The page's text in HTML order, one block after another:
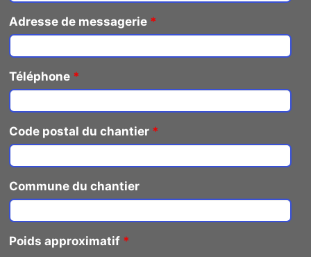
Adresse de messagerie *
Téléphone *
Code postal du chantier *
Commune du chantier
Poids approximatif *